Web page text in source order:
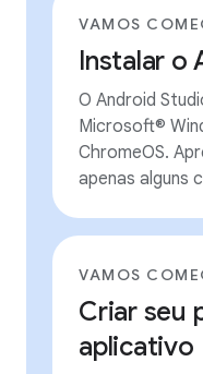
VAMOS
Instalar o
O Android
Microsoft®
ChromeOS.
apenas alguns
VAMOS
Criar seu
aplicativo